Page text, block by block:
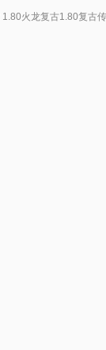
1.80火龙复古1.80复古